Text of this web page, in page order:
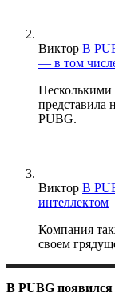
Виктор В
— в том
Несколькими
представила
PUBG.
Виктор В
интеллектом
Компания
своем
В PUBG появился